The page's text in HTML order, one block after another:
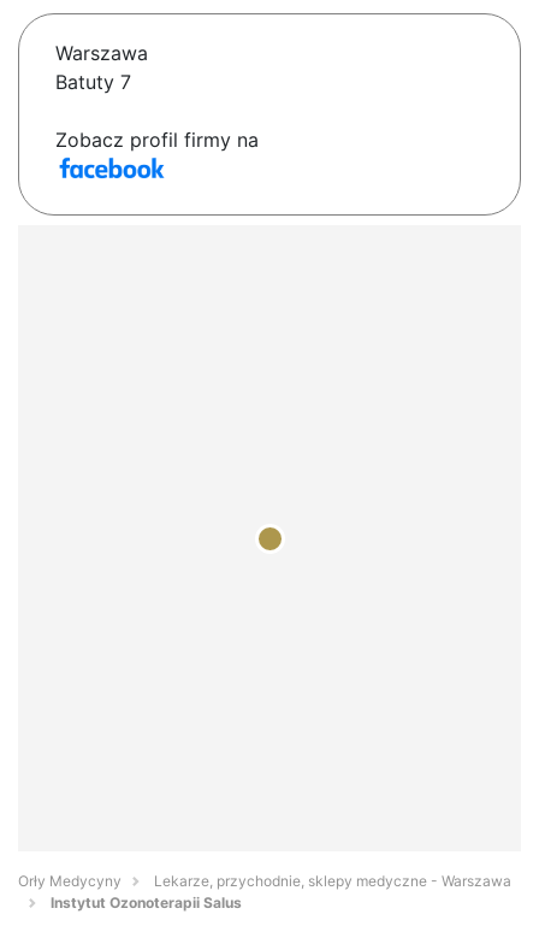
Warszawa
Batuty 7
Zobacz profil firmy na
Orły Medycyny
Lekarze, przychodnie, sklepy medyczne - Warszawa
Instytut Ozonoterapii Salus